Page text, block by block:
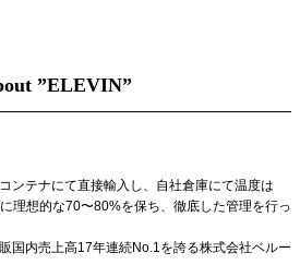
”ELEVIN”
ンテナにて直接輸入し、自社倉庫にて温度は
理想的な70〜80%を保ち、徹底した管理を行っ
国内売上高17年連続No.1を誇る株式会社ベルー